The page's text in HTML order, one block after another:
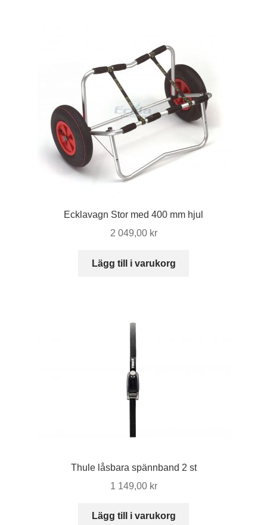
Ecklavagn Stor med 400 mm hjul
2 049,00 kr
Lägg till i varukorg
Thule låsbara spännband 2 st
1 149,00 kr
Lägg till i varukorg